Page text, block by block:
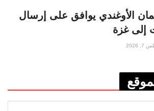
الأوغندي يوافق على إرسال
إلى غزة
2026